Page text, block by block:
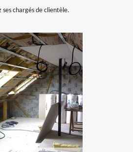
chargés de clientèle.